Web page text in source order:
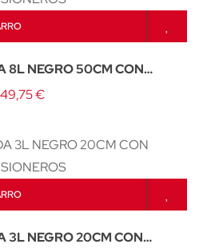
8L NEGRO 50CM CON
49,75 €
3L NEGRO 20CM CON